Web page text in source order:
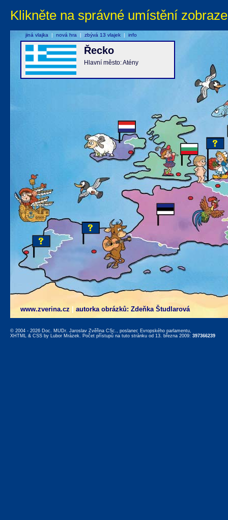
Klikněte na správné umístění
www.zverina.cz autorka obrázků: Zdeňka Študlarová
Řecko
Hlavní město: Atény
jiná vlajka | nová hra | zbývá 13 vlajek | info
© 2004 - 2026 Doc. MUDr. Jaroslav Zvěřina CSc., poslanec Evropského parlamentu,
XHTML & CSS by Lubor Mrázek. Počet přístupů na tuto stránku od 13. března 2009: 397366239